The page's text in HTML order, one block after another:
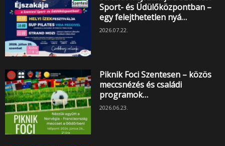
Sport- és Üdülőközpontban –
egy felejthetetlen nyá…
2026.07.22.
Piknik Foci Szentesen – közös
meccsnézés és családi
programok…
2026.06.23.